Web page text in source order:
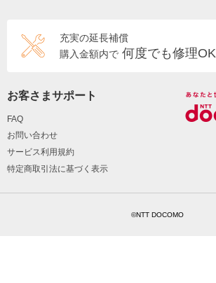
充実の延長補償
購入金額内で 何度でも修理OK
お客さまサポート
FAQ
お問い合わせ
サービス利用規約
特定商取引法に基づく表示
©NTT DOCOMO